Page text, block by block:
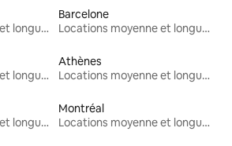
Locations moyenne et longue durée
Barcelone
Locations moyenne et longue durée
Locations moyenne et longue durée
Athènes
Locations moyenne et longue durée
Locations moyenne et longue durée
Montréal
Locations moyenne et longue durée